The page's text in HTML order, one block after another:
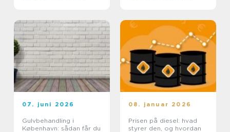
07. juni 2026
Gulvbehandling i
København: sådan får du
08. januar 2026
Prisen på diesel: hvad
styrer den, og hvordan